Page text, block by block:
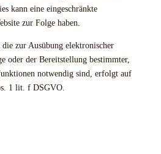
kann eine eingeschränkte
zur Folge haben.
zur Ausübung elektronischer
oder der Bereitstellung bestimmter,
notwendig sind, erfolgt auf
1 lit. f DSGVO.